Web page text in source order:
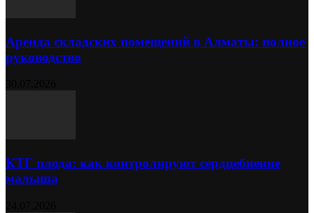
Аренда складских помещений в Алматы: полное
руководство
КТГ плода: как контролируют сердцебиение
малыша